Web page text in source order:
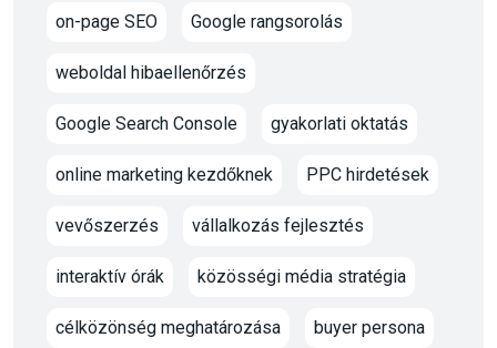
on-page SEO Google rangsorolás
weboldal hibaellenőrzés
Google Search Console gyakorlati oktatás
online marketing kezdőknek PPC hirdetések
vevőszerzés vállalkozás fejlesztés
interaktív órák közösségi média stratégia
célközönség meghatározása buyer persona